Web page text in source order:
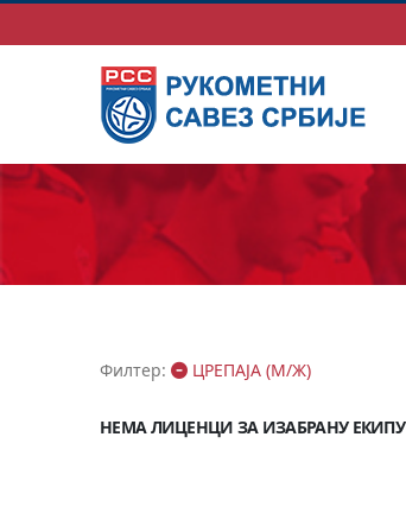
Филтер: ЦРЕПАЈА (М/Ж)
НЕМА ЛИЦЕНЦИ ЗА ИЗАБРАНУ ЕКИПУ